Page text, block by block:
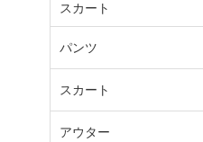
スカート
パンツ
スカート
アウター